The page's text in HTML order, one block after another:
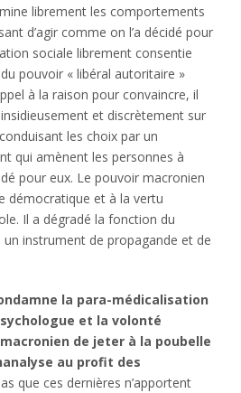
librement les comportements
d’agir comme on l’a décidé pour
sociale librement consentie
pouvoir « libéral autoritaire »
à la raison pour convaincre, il
insidieusement et discrètement sur
les choix par un
qui amènent les personnes à
pour eux. Le pouvoir macronien
démocratique et à la vertu
Il a dégradé la fonction du
un instrument de propagande et de
la para-médicalisation
et la volonté
de jeter à la poubelle
au profit des
que ces dernières n’apportent